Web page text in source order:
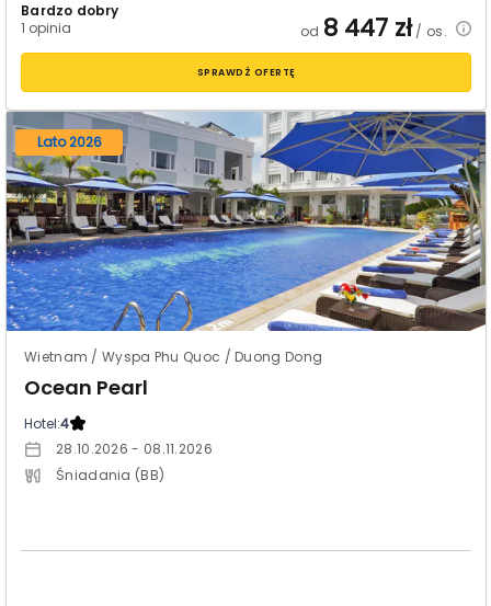
Bardzo dobry
1 opinia
od 8 447 zł/ os.
SPRAWDŹ OFERTĘ
Lato 2026
Wietnam / Wyspa Phu Quoc / Duong Dong
Ocean Pearl
Hotel:4
28.10.2026 - 08.11.2026
Śniadania (BB)